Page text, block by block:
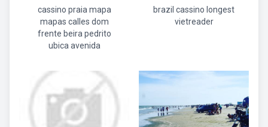
cassino praia mapa
mapas calles dom
frente beira pedrito
ubica avenida
brazil cassino longest
vietreader